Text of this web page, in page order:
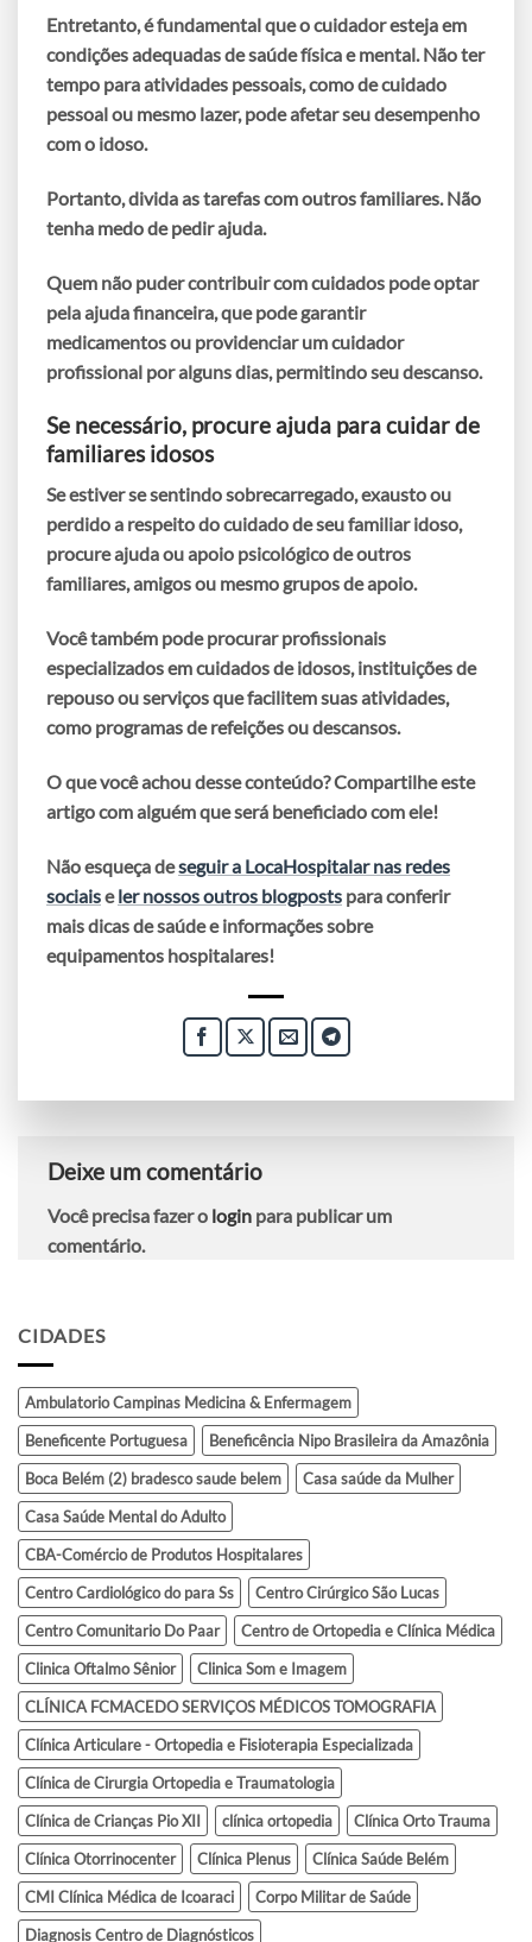
Entretanto, é fundamental que o cuidador esteja em
condições adequadas de saúde física e mental. Não ter
tempo para atividades pessoais, como de cuidado
pessoal ou mesmo lazer, pode afetar seu desempenho
com o idoso.
Portanto, divida as tarefas com outros familiares. Não
tenha medo de pedir ajuda.
Quem não puder contribuir com cuidados pode optar
pela ajuda financeira, que pode garantir
medicamentos ou providenciar um cuidador
profissional por alguns dias, permitindo seu descanso.
Se necessário, procure ajuda para cuidar de
familiares idosos
Se estiver se sentindo sobrecarregado, exausto ou
perdido a respeito do cuidado de seu familiar idoso,
procure ajuda ou apoio psicológico de outros
familiares, amigos ou mesmo grupos de apoio.
Você também pode procurar profissionais
especializados em cuidados de idosos, instituições de
repouso ou serviços que facilitem suas atividades,
como programas de refeições ou descansos.
O que você achou desse conteúdo? Compartilhe este
artigo com alguém que será beneficiado com ele!
Não esqueça deseguir a LocaHospitalar nas redes
sociaiseler nossos outros blogposts para conferir
mais dicas de saúde e informações sobre
equipamentos hospitalares!
Deixe um comentário
Você precisa fazer o login para publicar um
comentário.
CIDADES
Ambulatorio Campinas Medicina & Enfermagem
Beneficente Portuguesa
Beneficência Nipo Brasileira da Amazônia
Boca Belém (2) bradesco saude belem
Casa saúde da Mulher
Casa Saúde Mental do Adulto
CBA-Comércio de Produtos Hospitalares
Centro Cardiológico do para Ss
Centro Cirúrgico São Lucas
Centro Comunitario Do Paar
Centro de Ortopedia e Clínica Médica
Clinica Oftalmo Sênior
Clinica Som e Imagem
CLÍNICA FCMACEDO SERVIÇOS MÉDICOS TOMOGRAFIA
Clínica Articulare - Ortopedia e Fisioterapia Especializada
Clínica de Cirurgia Ortopedia e Traumatologia
Clínica de Crianças Pio XII
clínica ortopedia
Clínica Orto Trauma
Clínica Otorrinocenter
Clínica Plenus
Clínica Saúde Belém
CMI Clínica Médica de Icoaraci
Corpo Militar de Saúde
Diagnosis Centro de Diagnósticos